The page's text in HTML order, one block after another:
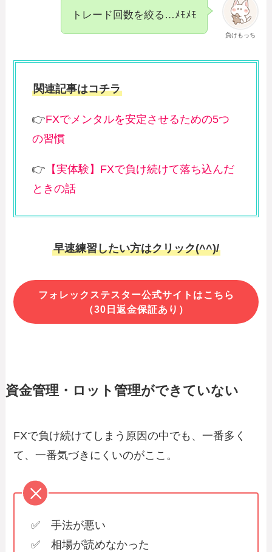
負けもっち
トレード回数を絞る…ﾒﾓﾒﾓ
関連記事はコチラ
👉FXでメンタルを安定させるための5つ
の習慣
👉 【実体験】FXで負け続けて落ち込んだ
ときの話
早速練習したい方はクリック(^^)/
フォレックステスター公式サイトはこちら
（30日返金保証あり）
資金管理・ロット管理ができていない
FXで負け続けてしまう原因の中でも、一番多く
て、一番気づきにくいのがここ。
✅ 手法が悪い
✅ 相場が読めなかった